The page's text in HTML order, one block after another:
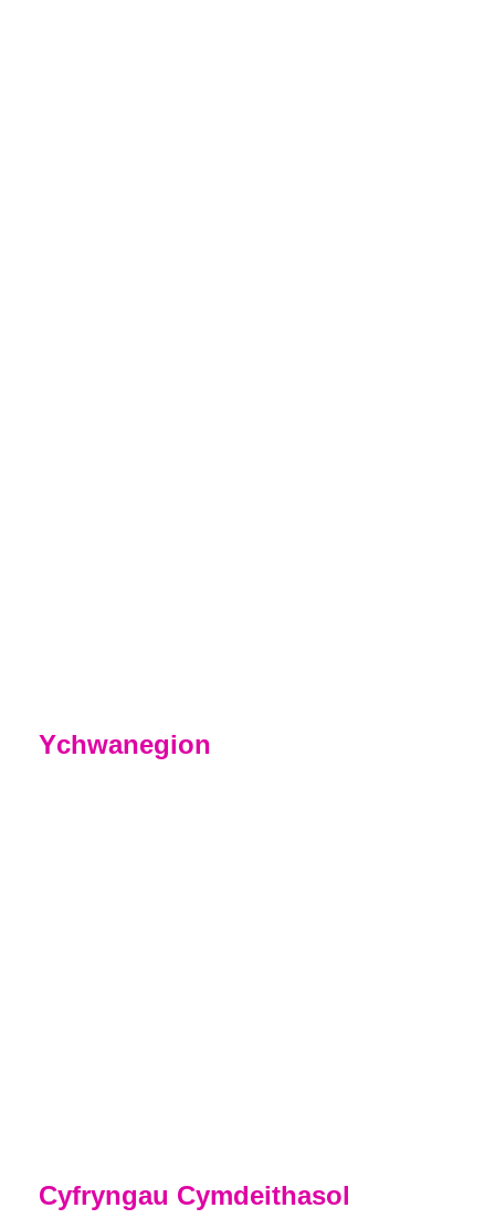
Ychwanegion
Cyfryngau Cymdeithasol